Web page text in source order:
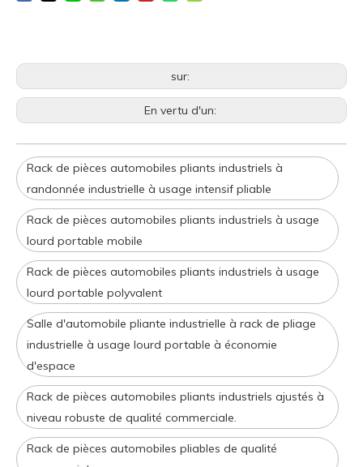
sur:
En vertu d'un:
Rack de pièces automobiles pliants industriels à
randonnée industrielle à usage intensif pliable
Rack de pièces automobiles pliants industriels à usage
lourd portable mobile
Rack de pièces automobiles pliants industriels à usage
lourd portable polyvalent
Salle d'automobile pliante industrielle à rack de pliage
industrielle à usage lourd portable à économie
d'espace
Rack de pièces automobiles pliants industriels ajustés à
niveau robuste de qualité commerciale.
Rack de pièces automobiles pliables de qualité